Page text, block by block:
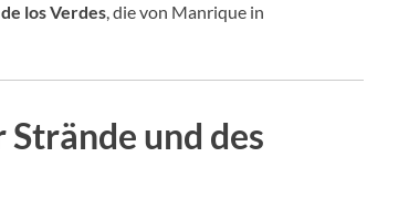
los Verdes, die von Manrique in
und des